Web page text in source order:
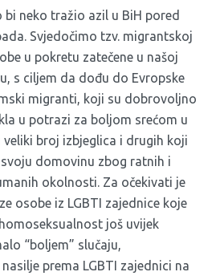
neko tražio azil u BiH pored
Svjedočimo tzv. migrantskoj
u pokretu zatečene u našoj
s ciljem da dođu do Evropske
migranti, koji su dobrovoljno
u potrazi za boljom srećom u
broj izbjeglica i drugih koji
domovinu zbog ratnih i
okolnosti. Za očekivati je
osobe iz LGBTI zajednice koje
još uvijek
“boljem” slučaju,
prema LGBTI zajednici na